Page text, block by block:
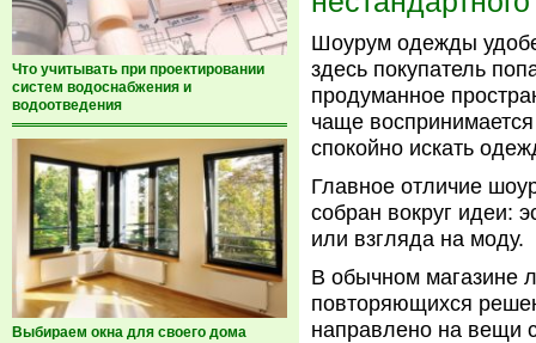
Что учитывать при проектировании
систем водоснабжения и
водоотведения
Выбираем окна для своего дома
Шоурум одежды
здесь покупатель
продуманное
чаще
спокойно искать
Главное отличие
собран вокруг идеи:
или взгляда на моду.
В обычном магазине
повторяющихся
направлено на вещи